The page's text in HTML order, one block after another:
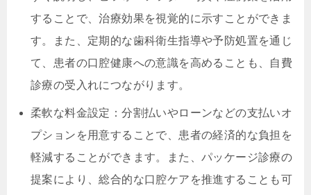
することで、治療効果を視覚的に示すことができま
す。また、定期的な歯科衛生指導や予防処置を通じ
て、患者の口腔健康への意識を高めることも、自費
診療の受入れにつながります。
柔軟な料金設定：分割払いやローンなどの支払いオ
プションを用意することで、患者の経済的な負担を
軽減することができます。また、パッケージ診療の
提案により、総合的な口腔ケアを推進することも可